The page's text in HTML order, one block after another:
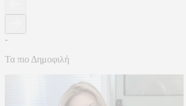
-
Τα πιο Δημοφιλή